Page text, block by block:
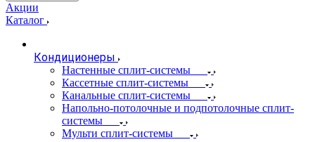
Акции
Каталог
Кондиционеры
Настенные сплит-системы
Кассетные сплит-системы
Канальные сплит-системы
Напольно-потолочные и подпотолочные сплит-
системы
Мульти сплит-системы